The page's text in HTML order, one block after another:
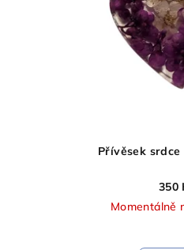
Přívěsek
350
Momentálně